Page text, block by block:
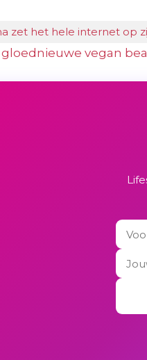
zet het hele internet op
vegan